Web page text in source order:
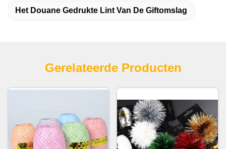
Het Douane Gedrukte Lint Van De Giftomslag
Gerelateerde Producten